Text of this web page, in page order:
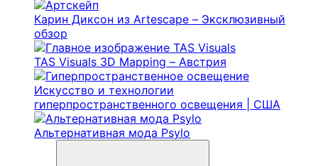
Карин Диксон из Artescape – Эксклюзивный
обзор
TAS Visuals 3D Mapping – Австрия
Искусство и технологии
гиперпространственного освещения | США
Альтернативная мода Psylo